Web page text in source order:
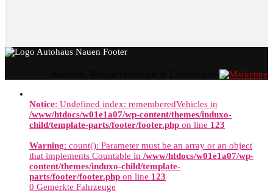
Notice: Undefined index: rememberedVehicles in
/www/htdocs/w01e1a07/wp-content/themes/induxo-
child/template-parts/footer/footer.php on line 123
Warning: count(): Parameter must be an array or an object
that implements Countable in /www/htdocs/w01e1a07/wp-
content/themes/induxo-child/template-
parts/footer/footer.php on line 123
0 Gemerkte Fahrzeuge